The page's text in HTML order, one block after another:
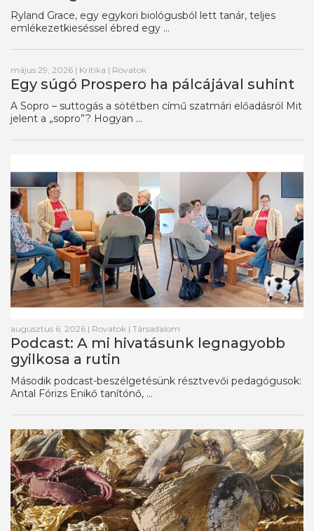
Ryland Grace, egy egykori biológusból lett tanár, teljes
emlékezetkieséssel ébred egy ...
május 29, 2026 | Kritika | Rovatok
Egy súgó Prospero ha pálcájával suhint
A Sopro – suttogás a sötétben című szatmári előadásról Mit
jelent a „sopro”? Hogyan ...
augusztus 6, 2026 | Rovatok | Társadalom
Podcast: A mi hivatásunk legnagyobb
gyilkosa a rutin
Második podcast-beszélgetésünk résztvevői pedagógusok:
Antal Fórizs Enikő tanítónő, ...